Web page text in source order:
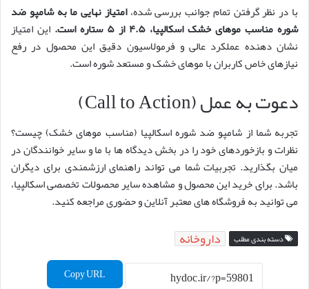
با در نظر گرفتن تمام جوانب بررسی شده،امتیاز نهایی ما به شامپو ضد
شوره مناسب موهای خشک اسکالپیا، ۴.۵ از ۵ ستاره است.
این امتیاز
نشان دهنده عملکرد عالی و فرمولاسیون دقیق این محصول در رفع
نیازهای خاص کاربران با موهای خشک و مستعد شوره است.
دعوت به عمل (Call to Action)
تجربه شما از شامپو ضد شوره اسکالپیا (مناسب موهای خشک) چیست؟
نظرات و بازخوردهای خود را در بخش دیدگاه ها با ما و سایر خوانندگان در
میان بگذارید. تجربیات شما می تواند راهنمای ارزشمندی برای دیگران
باشد. برای خرید این محصول و مشاهده سایر محصولات تخصصی اسکالپیا،
می توانید به فروشگاه های معتبر آنلاین و حضوری مراجعه کنید.
دسته بندی مطلب داروخانه
Copy URL